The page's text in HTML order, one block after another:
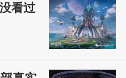
看过